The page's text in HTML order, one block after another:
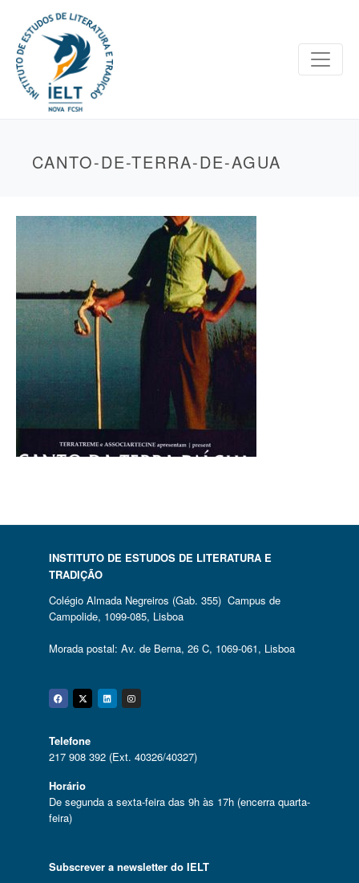
CANTO-DE-TERRA-DE-AGUA
INSTITUTO DE ESTUDOS DE LITERATURA E
TRADIÇÃO
Colégio Almada Negreiros (Gab. 355) Campus de
Campolide, 1099-085, Lisboa
Morada postal: Av. de Berna, 26 C, 1069-061, Lisboa
Facebook
Twitter
Linkedin
Instagram
Telefone
217 908 392 (Ext. 40326/40327)
Horário
De segunda a sexta-feira das 9h às 17h (encerra quarta-
feira)
Subscrever a newsletter do IELT